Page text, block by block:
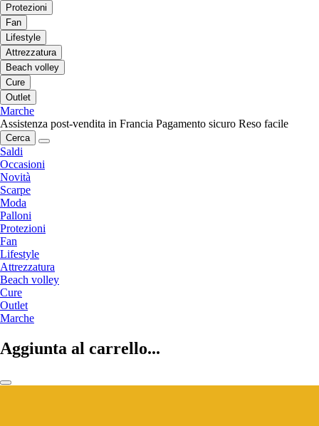
Protezioni
Fan
Lifestyle
Attrezzatura
Beach volley
Cure
Outlet
Marche
Assistenza post-vendita in Francia Pagamento sicuro Reso facile
Cerca
Saldi
Occasioni
Novità
Scarpe
Moda
Palloni
Protezioni
Fan
Lifestyle
Attrezzatura
Beach volley
Cure
Outlet
Marche
Aggiunta al carrello...